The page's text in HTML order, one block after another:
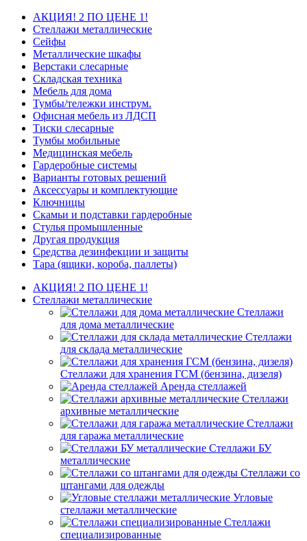
АКЦИЯ! 2 ПО ЦЕНЕ 1!
Стеллажи металлические
Сейфы
Металлические шкафы
Верстаки слесарные
Складская техника
Мебель для дома
Тумбы/тележки инструм.
Офисная мебель из ЛДСП
Тиски слесарные
Тумбы мобильные
Медицинская мебель
Гардеробные системы
Варианты готовых решений
Аксессуары и комплектующие
Ключницы
Скамьи и подставки гардеробные
Стулья промышленные
Другая продукция
Средства дезинфекции и защиты
Тара (ящики, короба, паллеты)
АКЦИЯ! 2 ПО ЦЕНЕ 1!
Стеллажи металлические
Стеллажи
для дома металлические
Стеллажи
для склада металлические
Стеллажи для хранения ГСМ (бензина, дизеля)
Аренда стеллажей
Стеллажи
архивные металлические
Стеллажи
для гаража металлические
Стеллажи БУ
металлические
Стеллажи со
штангами для одежды
Угловые
стеллажи металлические
Стеллажи
специализированные